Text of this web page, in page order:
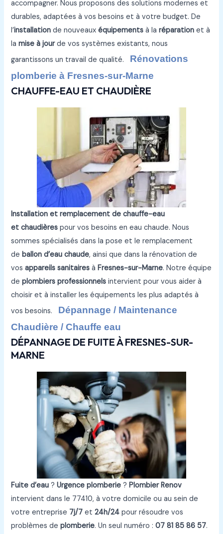
accompagner. Nous proposons des solutions modernes et
durables, adaptées à vos besoins et à votre budget. De
l’installation de nouveauxéquipements à laréparation et à
lamise à jourde vos systèmes existants, nous
garantissons un travail de qualité. Rénovations
plomberie à Fresnes-sur-Marne
CHAUFFE-EAU ET CHAUDIÈRE
Installation et remplacement de chauffe-eau
et chaudières pour vos besoins en eau chaude. Nous
sommes spécialisés dans la pose et le remplacement
deballon d’eau chaude, ainsi que dans la rénovation de
vosappareils sanitaires àFresnes-sur-Marne. Notre équipe
deplombiers professionnels intervient pour vous aider à
choisir et à installer les équipements les plus adaptés à
vos besoins. Dépannage / Maintenance
Chaudière / Chauffe eau
DÉPANNAGE DE FUITE À FRESNES-SUR-
MARNE
Fuite d’eau ?Urgence plomberie ?Plombier Renov
intervient dans le 77410, à votre domicile ou au sein de
votre entreprise 7j/7 et24h/24 pour résoudre vos
problèmes deplomberie. Un seul numéro :07 81 85 86 57.